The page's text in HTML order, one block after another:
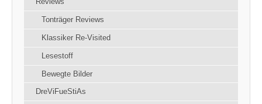
Tonträger Reviews
Klassiker Re-Visited
Lesestoff
Bewegte Bilder
DreViFueStiAs